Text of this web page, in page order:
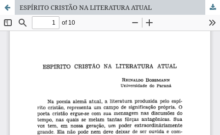
ESPÍRITO CRISTÃO NA LITERATURA ATUAL